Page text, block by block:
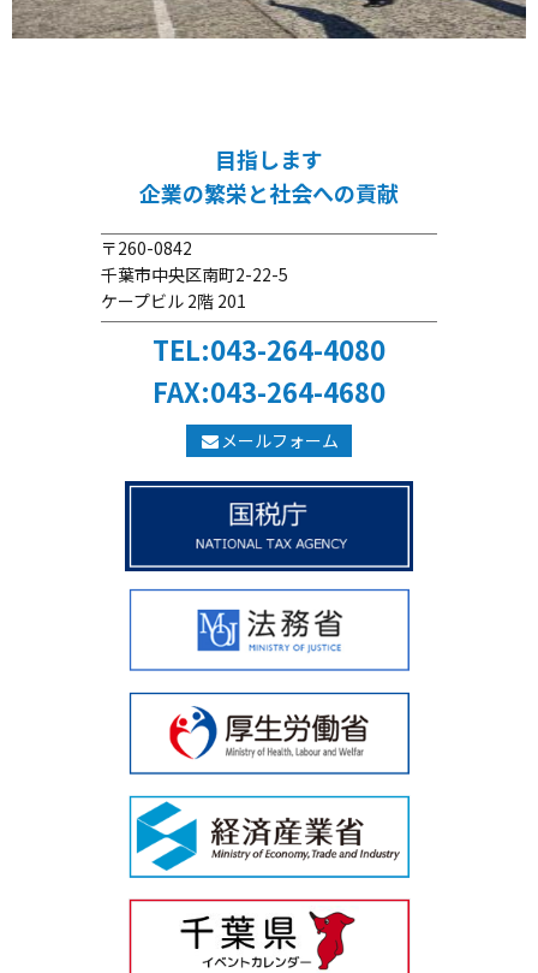
目指します
企業の繁栄と社会への貢献
〒260-0842
千葉市中央区南町2-22-5
ケープビル 2階 201
TEL:043-264-4080
FAX:043-264-4680
メールフォーム